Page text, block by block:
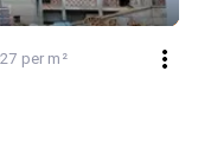
per m²